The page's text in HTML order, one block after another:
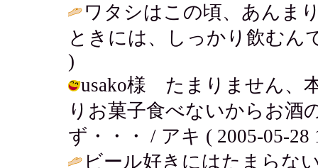
ワタシはこの頃、あんま
ときには、しっかり飲むん
)
usako様 たまりません、
りお菓子食べないからお酒
ず・・・ / アキ ( 2005-05-28
ビール好きにはたまらな